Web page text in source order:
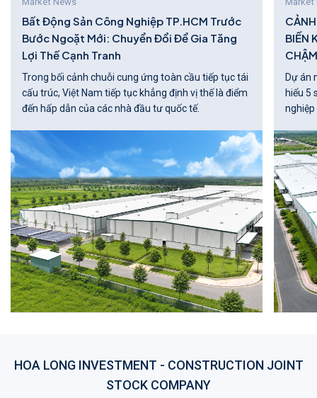
Bất Động Sản Công Nghiệp TP.HCM Trước
Bước Ngoặt Mới: Chuyển Đổi Để Gia Tăng
Lợi Thế Cạnh Tranh
Trong bối cảnh chuỗi cung ứng toàn cầu tiếp tục tái
cấu trúc, Việt Nam tiếp tục khẳng định vị thế là điểm
đến hấp dẫn của các nhà đầu tư quốc tế.
BIẾN
Dự án
hiểu 5
nghiệp
HOA LONG INVESTMENT - CONSTRUCTION JOINT
STOCK COMPANY